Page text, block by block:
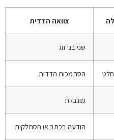
צוואה הדדית
שני בני זוג
הסתמכות הדדית
מוגבלת
הודעה בכתב או הסתלקות